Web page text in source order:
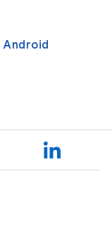
Android